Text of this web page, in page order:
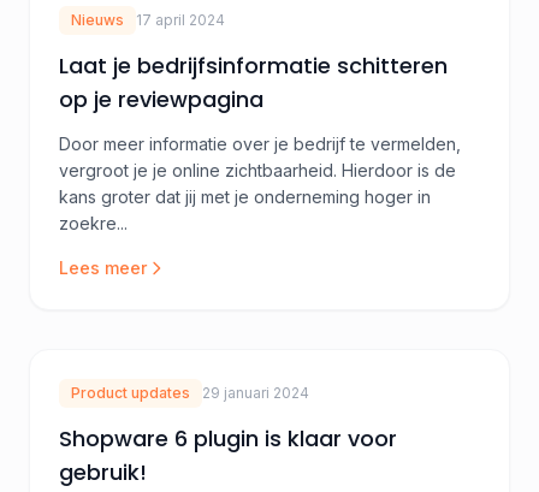
Nieuws 17 april 2024
Laat je bedrijfsinformatie schitteren
op je reviewpagina
Door meer informatie over je bedrijf te vermelden,
vergroot je je online zichtbaarheid. Hierdoor is de
kans groter dat jij met je onderneming hoger in
zoekre...
Lees meer
Product updates 29 januari 2024
Shopware 6 plugin is klaar voor
gebruik!